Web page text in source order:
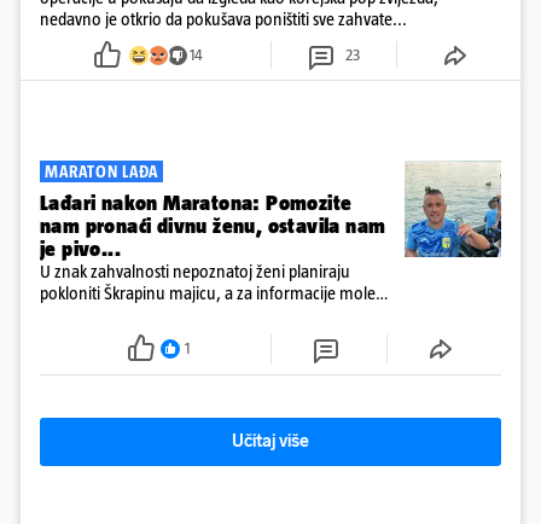
nedavno je otkrio da pokušava poništiti sve zahvate...
14 23
MARATON LAĐA
Lađari nakon Maratona: Pomozite
nam pronaći divnu ženu, ostavila nam
je pivo...
U znak zahvalnosti nepoznatoj ženi planiraju
pokloniti Škrapinu majicu, a za informacije mole
1
Učitaj više